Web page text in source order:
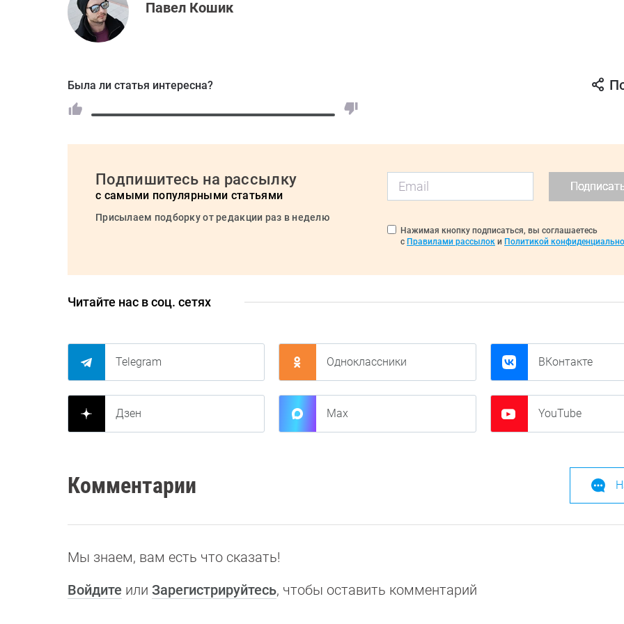
Павел Кошик
Была ли статья интересна?
Подпишитесь на рассылку
с самыми популярными статьями
Присылаем подборку от редакции раз в неделю
Нажимая кнопку подписаться, вы соглашаетесь
с Правилами рассылок и Политикой
Читайте нас в соц. сетях
Telegram Одноклассники ВКонтакте
Дзен Max YouTube
Комментарии
Мы знаем, вам есть что сказать!
Войдите или Зарегистрируйтесь, чтобы оставить комментарий